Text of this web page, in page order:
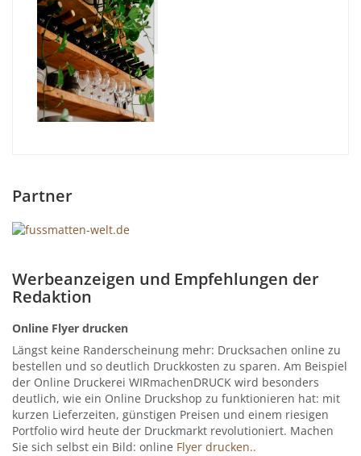
Partner
Werbeanzeigen und Empfehlungen der
Redaktion
Online Flyer drucken
Längst keine Randerscheinung mehr: Drucksachen online zu
bestellen und so deutlich Druckkosten zu sparen. Am Beispiel
der Online Druckerei WIRmachenDRUCK wird besonders
deutlich, wie ein Online Druckshop zu funktionieren hat: mit
kurzen Lieferzeiten, günstigen Preisen und einem riesigen
Portfolio wird heute der Druckmarkt revolutioniert. Machen
Sie sich selbst ein Bild: online Flyer drucken..